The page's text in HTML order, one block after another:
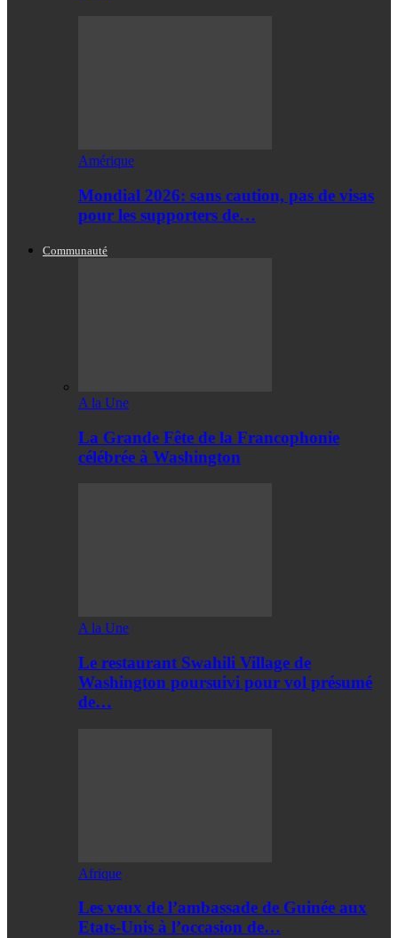
Amérique
Mondial 2026: sans caution, pas de visas
pour les supporters de…
Communauté
A la Une
La Grande Fête de la Francophonie
célébrée à Washington
A la Une
Le restaurant Swahili Village de
Washington poursuivi pour vol présumé
de…
Afrique
Les veux de l’ambassade de Guinée aux
Etats-Unis à l’occasion de…